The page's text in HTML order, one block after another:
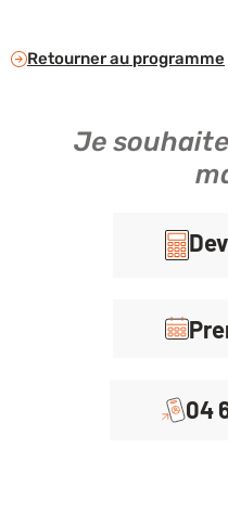
Retourner au programme
Je
04